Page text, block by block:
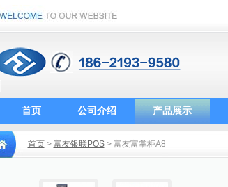
首页 公司介绍 产品展示
首页> 富友银联POS> 富友富掌柜A8